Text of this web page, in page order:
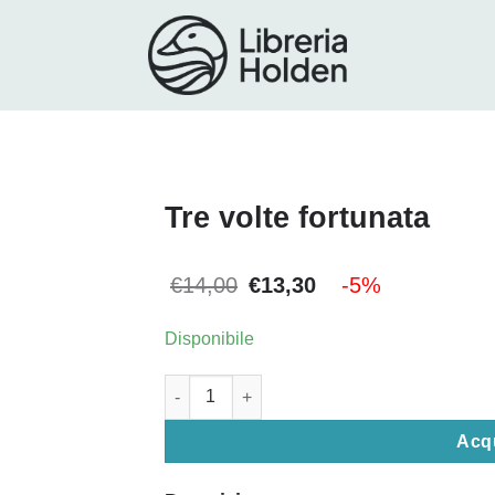
Tre volte fortunata
€14,00 Il
prezzo
era:
€13,30Il
prezzo
-5%
Disponibile
Tre volte fortunata quantità